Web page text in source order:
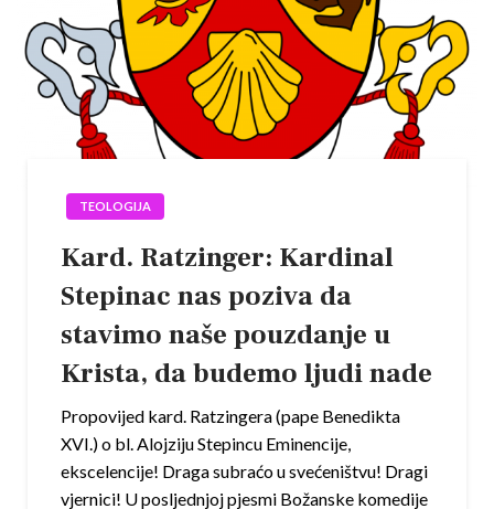
TEOLOGIJA
Kard. Ratzinger: Kardinal
Stepinac nas poziva da
stavimo naše pouzdanje u
Krista, da budemo ljudi nade
Propovijed kard. Ratzingera (pape Benedikta
XVI.) o bl. Alojziju Stepincu Eminencije,
ekscelencije! Draga subraćo u svećeništvu! Dragi
vjernici! U posljednjoj pjesmi Božanske komedije